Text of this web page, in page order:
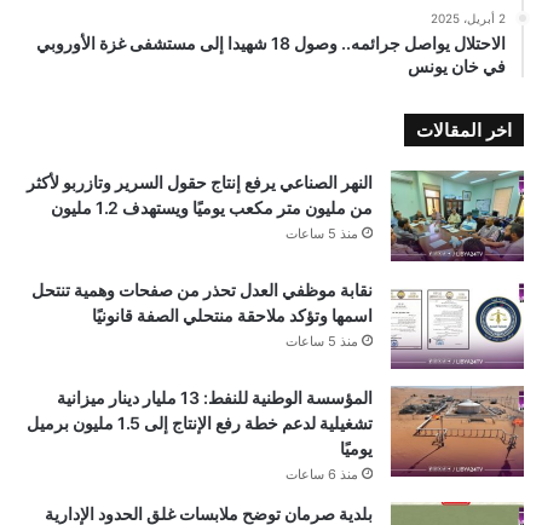
2 أبريل، 2025
الاحتلال يواصل جرائمه.. وصول 18 شهيدا إلى مستشفى غزة الأوروبي
في خان يونس
اخر المقالات
النهر الصناعي يرفع إنتاج حقول السرير وتازربو لأكثر
من مليون متر مكعب يوميًا ويستهدف 1.2 مليون
منذ 5 ساعات
نقابة موظفي العدل تحذر من صفحات وهمية تنتحل
اسمها وتؤكد ملاحقة منتحلي الصفة قانونيًا
منذ 5 ساعات
المؤسسة الوطنية للنفط: 13 مليار دينار ميزانية
تشغيلية لدعم خطة رفع الإنتاج إلى 1.5 مليون برميل
يوميًا
منذ 6 ساعات
بلدية صرمان توضح ملابسات غلق الحدود الإدارية